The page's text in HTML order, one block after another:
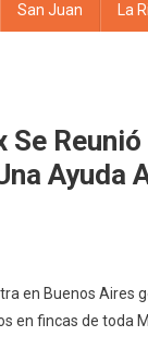
San Juan La
Ayuda
en Buenos
en fincas de toda